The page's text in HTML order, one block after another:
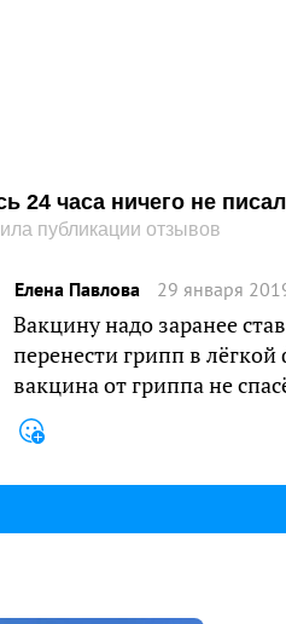
24 часа ничего не
публикации отзывов
Елена Павлова 29 января
Вакцину надо заранее
перенести грипп в
вакцина от гриппа не